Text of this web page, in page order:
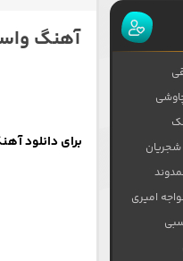
آهنگ
برای دانلود آهنگ از
امیری